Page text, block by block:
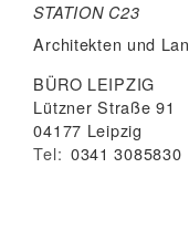
STATION C23
Architekten und
BÜRO LEIPZIG
Lützner Straße 91
04177 Leipzig
Tel: 0341 3085830